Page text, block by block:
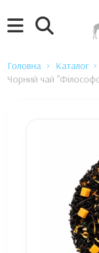
Головна Каталог
Чорний чай